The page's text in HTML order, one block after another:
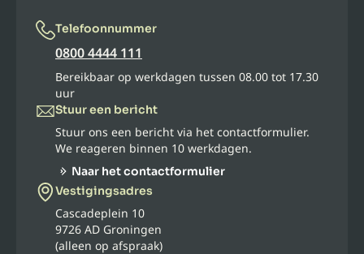
Telefoonnummer
0800 4444 111
Bereikbaar op werkdagen tussen 08.00 tot 17.30
uur
Stuur een bericht
Stuur ons een bericht via het contactformulier.
We reageren binnen 10 werkdagen.
Naar het contactformulier
Vestigingsadres
Cascadeplein 10
9726 AD Groningen
(alleen op afspraak)